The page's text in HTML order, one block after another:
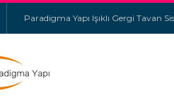
Paradigma Yapı Işıklı Gergi Tavan